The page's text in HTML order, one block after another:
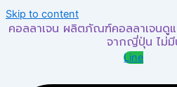
Skip to content
คอลลาเจน ผลิตภัณฑ์คอลลาเจนดู
จากญี่ปุ่น ไม่มี
Line